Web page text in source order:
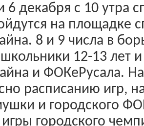
6 декабря с 10 утра
на площадке
8 и 9 числа в
школьники 12-13
и ФОКеРусала.
расписанию игр,
и городского
городского